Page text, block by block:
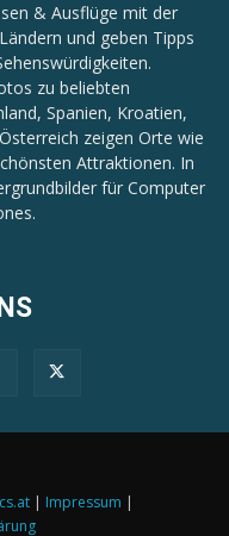
& Ausflüge mit der
und geben Tipps
zu beliebten
Spanien, Kroatien,
zeigen Orte wie
Attraktionen. In
für Computer
| Impressum |